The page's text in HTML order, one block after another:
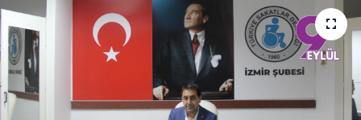
YAŞAM
YEREL YÖNETİMLER